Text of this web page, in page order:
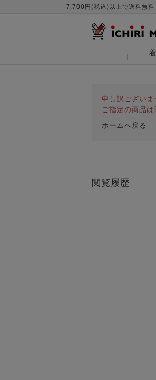
7,700円(税込)以上で送料無料
申し訳ございま
ご指定の商品
ホームへ戻る
閲覧履歴